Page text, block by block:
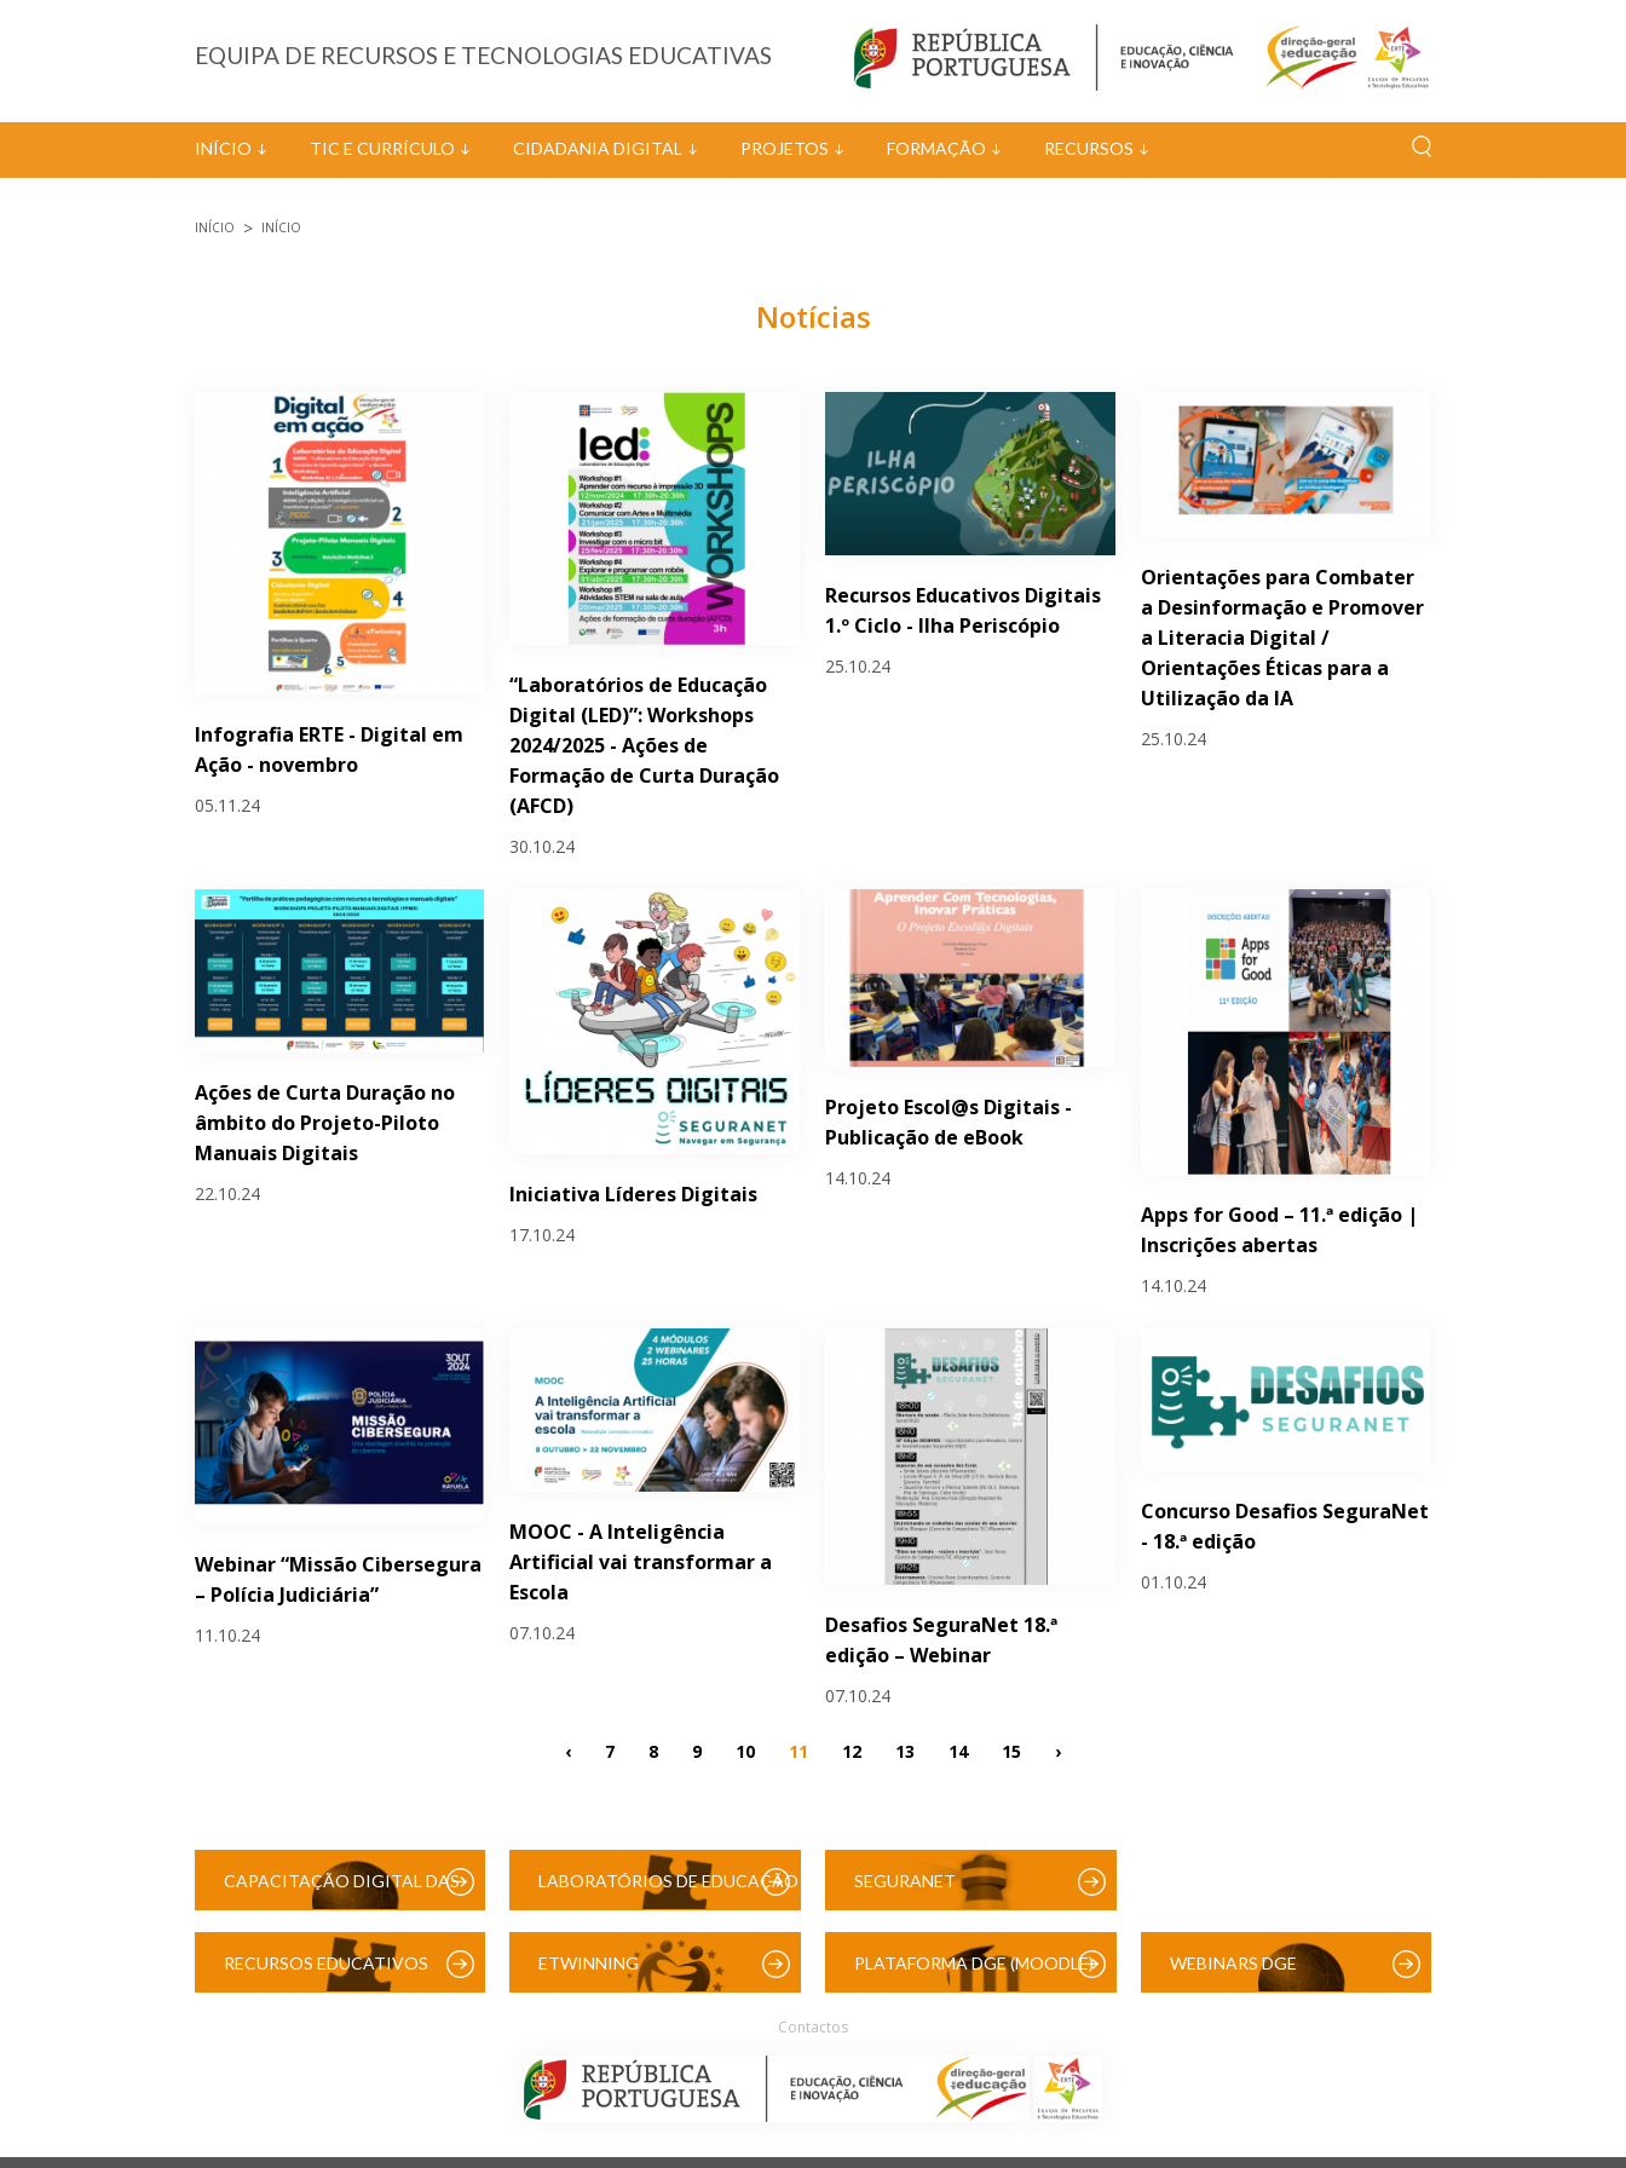
EQUIPA DE RECURSOS E TECNOLOGIAS EDUCATIVAS
INÍCIO TIC E CURRÍCULO CIDADANIA DIGITAL PROJETOS FORMAÇÃO RECURSOS
INÍCIO INÍCIO
Notícias
Infografia ERTE - Digital em
Ação - novembro
05.11.24
“Laboratórios de Educação
Digital (LED)”: Workshops
2024/2025 - Ações de
Formação de Curta Duração
(AFCD)
30.10.24
Recursos Educativos Digitais
1.º Ciclo - Ilha Periscópio
25.10.24
Orientações para Combater
a Desinformação e Promover
a Literacia Digital /
Orientações Éticas para a
Utilização da IA
25.10.24
Ações de Curta Duração no
âmbito do Projeto-Piloto
Manuais Digitais
22.10.24 Iniciativa Líderes Digitais
17.10.24
Projeto Escol@s Digitais -
Publicação de eBook
14.10.24
Apps for Good – 11.ª edição |
Inscrições abertas
14.10.24
Webinar “Missão Cibersegura
– Polícia Judiciária”
11.10.24
MOOC - A Inteligência
Artificial vai transformar a
Escola
07.10.24
Desafios SeguraNet 18.ª
edição – Webinar
07.10.24
Concurso Desafios SeguraNet
- 18.ª edição
01.10.24
Páginas
‹ 7 8 9 10 11 12 13 14 15 ›
CAPACITAÇÃO DIGITAL DAS LABORATÓRIOS DE EDUCAÇÃO SEGURANET
RECURSOS EDUCATIVOS ETWINNING PLATAFORMA DGE (MOODLE) WEBINARS DGE
Contactos